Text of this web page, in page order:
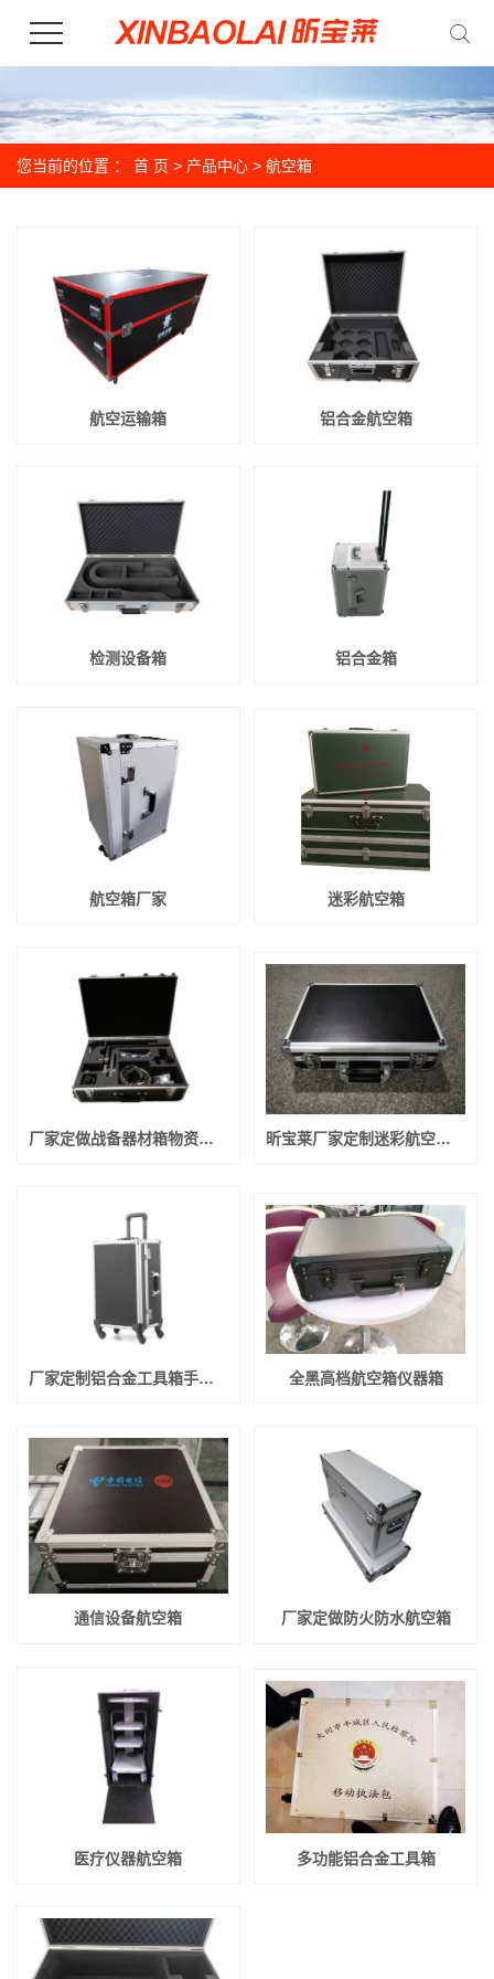
您当前的位置 ： 首 页 > 产品中心 > 航空箱
航空运输箱 铝合金航空箱
检测设备箱 铝合金箱
航空箱厂家 迷彩航空箱
厂家定做战备器材箱物资箱迷彩航空箱运输箱野战物资箱 昕宝莱厂家定制迷彩航空箱野战文娱物资器材铝合金箱定做
厂家定制铝合金工具箱手提箱化妆箱航空箱加工定制 全黑高档航空箱仪器箱
通信设备航空箱 厂家定做防火防水航空箱
医疗仪器航空箱 多功能铝合金工具箱